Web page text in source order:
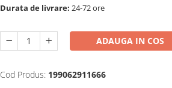
Durata de livrare: 24-72 ore
ADAUGA IN COS
Cod Produs: 199062911666